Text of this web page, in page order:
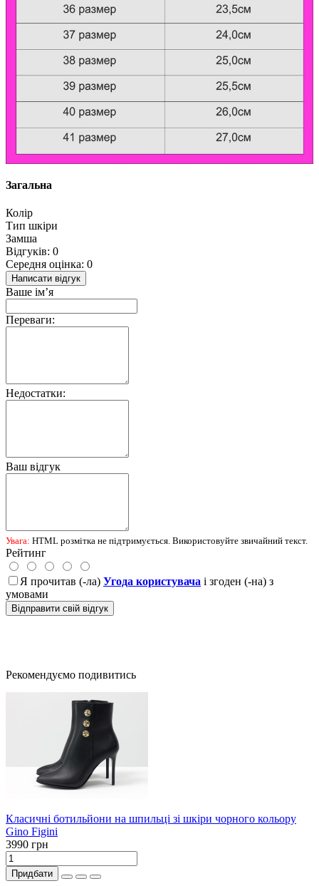
Загальна
Колір
Тип шкіри
Замша
Відгуків: 0
Середня оцінка: 0
Написати відгук
Ваше ім’я
Переваги:
Недостатки:
Ваш відгук
Увага: HTML розмітка не підтримується. Використовуйте звичайний текст.
Рейтинг
Я прочитав (-ла) Угода користувача і згоден (-на) з
умовами
Відправити свій відгук
Рекомендуємо подивитись
Класичні ботильйони на шпильці зі шкіри чорного кольору
Gino Figini
3990 грн
Придбати